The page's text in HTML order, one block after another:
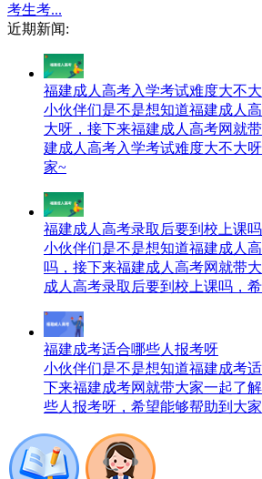
考生考...
近期新闻:
福建成人高考入学考试难度大不大
小伙伴们是不是想知道福建成人
大呀，接下来福建成人高考网就
建成人高考入学考试难度大不大
家~
福建成人高考录取后要到校上课吗
小伙伴们是不是想知道福建成人
吗，接下来福建成人高考网就带
成人高考录取后要到校上课吗，
福建成考适合哪些人报考呀
小伙伴们是不是想知道福建成考
下来福建成考网就带大家一起了
些人报考呀，希望能够帮助到大